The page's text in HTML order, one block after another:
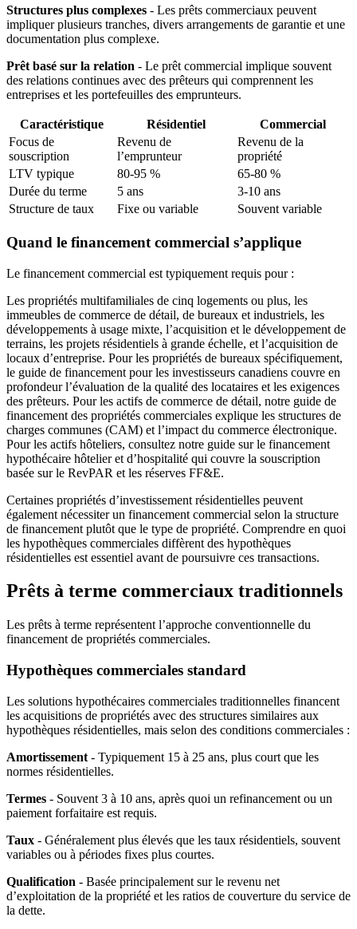
Structures plus complexes - Les prêts commerciaux peuvent
impliquer plusieurs tranches, divers arrangements de garantie et une
documentation plus complexe.
Prêt basé sur la relation - Le prêt commercial implique souvent
des relations continues avec des prêteurs qui comprennent les
entreprises et les portefeuilles des emprunteurs.
Caractéristique Résidentiel
Commercial
Focus de
souscription
Revenu de
l’emprunteur
Revenu de la
propriété
LTV typique
80-95 %
65-80 %
Durée du terme
5 ans
3-10 ans
Structure de taux
Fixe ou variable Souvent variable
Quand le financement commercial s’applique
Le financement commercial est typiquement requis pour :
Les propriétés multifamiliales de cinq logements ou plus, les
immeubles de commerce de détail, de bureaux et industriels, les
développements à usage mixte, l’acquisition et le développement de
terrains, les projets résidentiels à grande échelle, et l’acquisition de
locaux d’entreprise. Pour les propriétés de bureaux spécifiquement,
le guide de financement pour les investisseurs canadiens couvre en
profondeur l’évaluation de la qualité des locataires et les exigences
des prêteurs. Pour les actifs de commerce de détail, notre guide de
financement des propriétés commerciales explique les structures de
charges communes (CAM) et l’impact du commerce électronique.
Pour les actifs hôteliers, consultez notre guide sur le financement
hypothécaire hôtelier et d’hospitalité qui couvre la souscription
basée sur le RevPAR et les réserves FF&E.
Certaines propriétés d’investissement résidentielles peuvent
également nécessiter un financement commercial selon la structure
de financement plutôt que le type de propriété. Comprendre en quoi
les hypothèques commerciales diffèrent des hypothèques
résidentielles est essentiel avant de poursuivre ces transactions.
Prêts à terme commerciaux traditionnels
Les prêts à terme représentent l’approche conventionnelle du
financement de propriétés commerciales.
Hypothèques commerciales standard
Les solutions hypothécaires commerciales traditionnelles financent
les acquisitions de propriétés avec des structures similaires aux
hypothèques résidentielles, mais selon des conditions commerciales :
Amortissement - Typiquement 15 à 25 ans, plus court que les
normes résidentielles.
Termes - Souvent 3 à 10 ans, après quoi un refinancement ou un
paiement forfaitaire est requis.
Taux - Généralement plus élevés que les taux résidentiels, souvent
variables ou à périodes fixes plus courtes.
Qualification - Basée principalement sur le revenu net
d’exploitation de la propriété et les ratios de couverture du service de
la dette.